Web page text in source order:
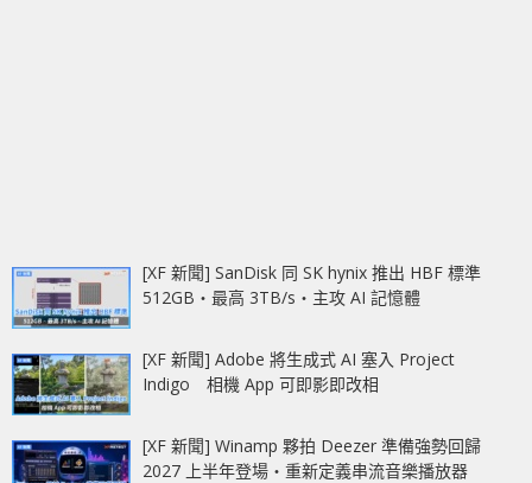
[XF 新聞] SanDisk 同 SK hynix 推出 HBF 標準
512GB‧最高 3TB/s‧主攻 AI 記憶體
[XF 新聞] Adobe 將生成式 AI 塞入 Project
Indigo 相機 App 可即影即改相
[XF 新聞] Winamp 夥拍 Deezer 準備強勢回歸
2027 上半年登場‧重新定義串流音樂播放器